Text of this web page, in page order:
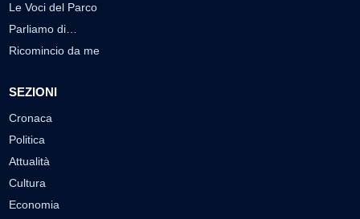
Le Voci del Parco
Parliamo di…
Ricomincio da me
SEZIONI
Cronaca
Politica
Attualità
Cultura
Economia